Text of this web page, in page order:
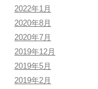
2022年1月
2020年8月
2020年7月
2019年12月
2019年5月
2019年2月